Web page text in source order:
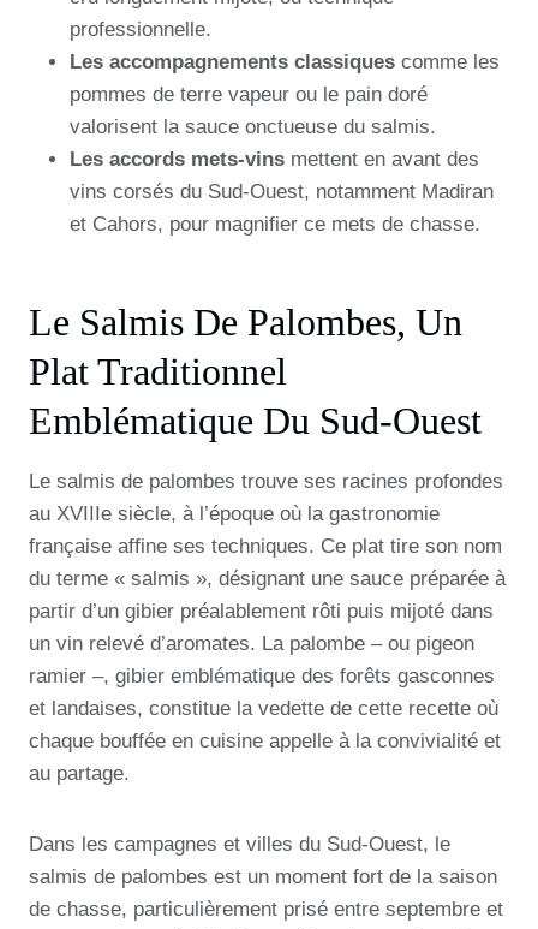
professionnelle.
Les accompagnements classiques comme les
pommes de terre vapeur ou le pain doré
valorisent la sauce onctueuse du salmis.
Les accords mets-vins mettent en avant des
vins corsés du Sud-Ouest, notamment Madiran
et Cahors, pour magnifier ce mets de chasse.
Le Salmis De Palombes, Un
Plat Traditionnel
Emblématique Du Sud-Ouest
Le salmis de palombes trouve ses racines profondes
au XVIIIe siècle, à l’époque où la gastronomie
française affine ses techniques. Ce plat tire son nom
du terme « salmis », désignant une sauce préparée à
partir d’un gibier préalablement rôti puis mijoté dans
un vin relevé d’aromates. La palombe – ou pigeon
ramier –, gibier emblématique des forêts gasconnes
et landaises, constitue la vedette de cette recette où
chaque bouffée en cuisine appelle à la convivialité et
au partage.
Dans les campagnes et villes du Sud-Ouest, le
salmis de palombes est un moment fort de la saison
de chasse, particulièrement prisé entre septembre et